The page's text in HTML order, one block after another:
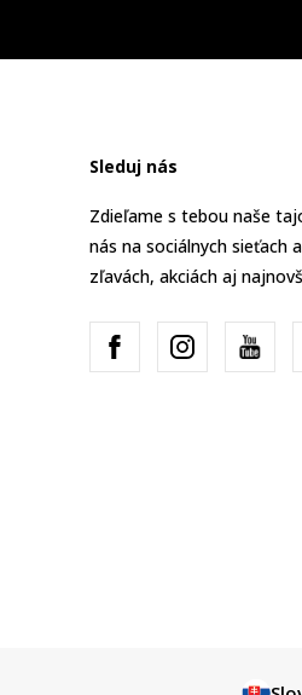
Sleduj nás
Zdieľame s tebou naše
nás na sociálnych sieťach
zľavách, akciách aj